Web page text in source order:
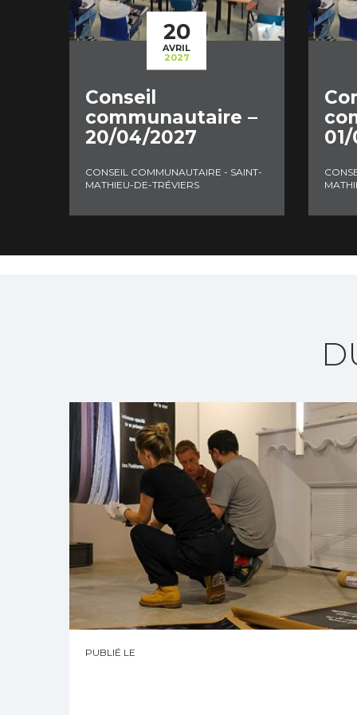
20
AVRIL
2027
Conseil
communautaire –
20/04/2027
CONSEIL COMMUNAUTAIRE - SAINT-
MATHIEU-DE-TRÉVIERS
PUBLIÉ LE